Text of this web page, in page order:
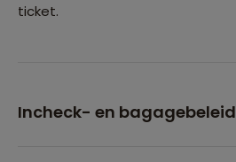
ticket.
Incheck- en bagagebeleid